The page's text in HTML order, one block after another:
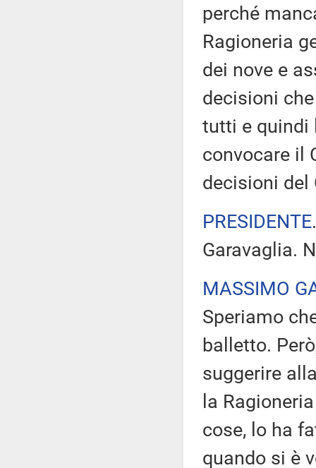
perché
Ragioneria
dei nove e
decisioni
tutti e quindi
convocare il
decisioni del
PRESIDENTE
Garavaglia.
MASSIMO
Speriamo
balletto.
suggerire
la
cose, lo ha
quando si è